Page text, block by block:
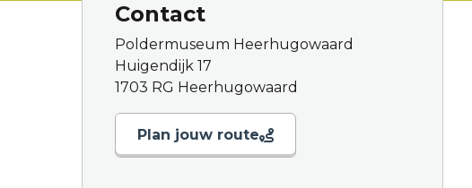
Contact
Poldermuseum Heerhugowaard
Huigendijk 17
1703 RG Heerhugowaard
Plan jouw route